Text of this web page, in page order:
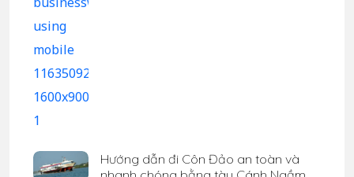
Hướng dẫn đi Côn Đảo an toàn và